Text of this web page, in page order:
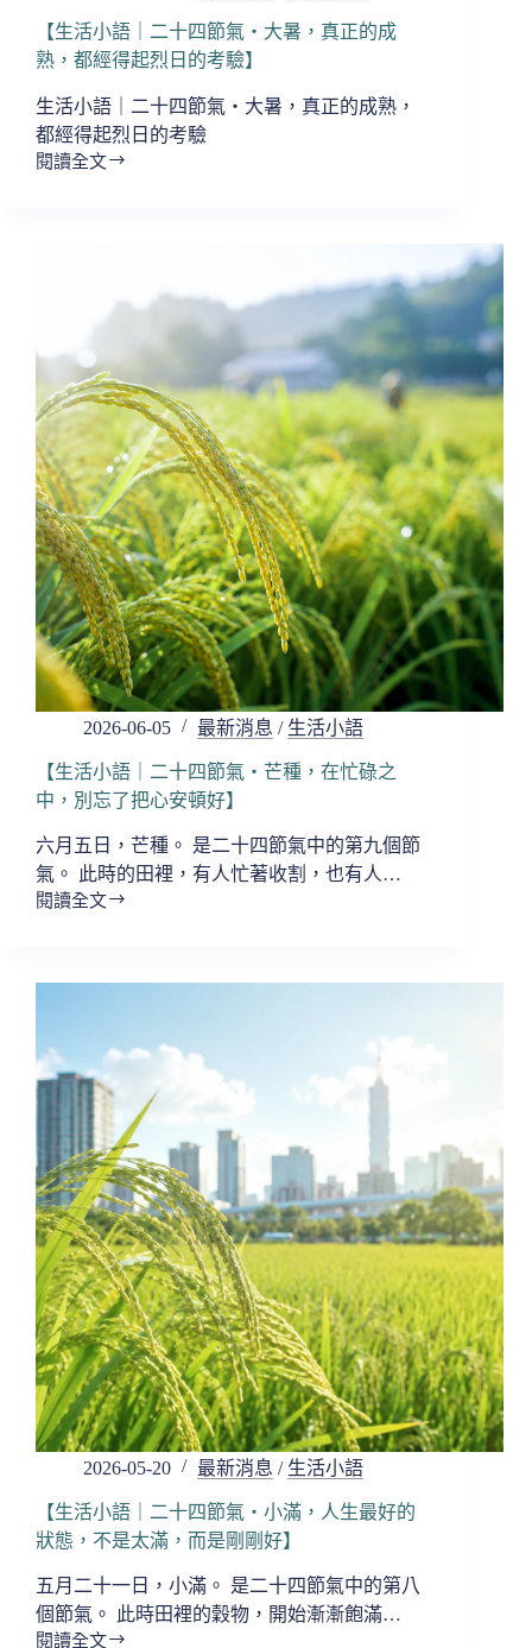
後
慢
收
斂】
【生活小語｜二十四節氣・大暑，真正的成
熟，都經得起烈日的考驗】
生活小語｜二十四節氣・大暑，真正的成熟，
都經得起烈日的考驗
閱讀全文
【生
氣・
大
暑，
真
正
的
成
熟，
都
經
得
起
考
驗】
2026-06-05 最新消息 / 生活小語
【生活小語｜二十四節氣・芒種，在忙碌之
中，別忘了把心安頓好】
六月五日，芒種。 是二十四節氣中的第九個節
氣。 此時的田裡，有人忙著收割，也有人…
閱讀全文
【生
語
十
四
節
氣・
芒
種，
在
忙
碌
之
中，
別
忘
了
把
心
好】
2026-05-20 最新消息 / 生活小語
【生活小語｜二十四節氣・小滿，人生最好的
狀態，不是太滿，而是剛剛好】
五月二十一日，小滿。 是二十四節氣中的第八
個節氣。 此時田裡的穀物，開始漸漸飽滿…
閱讀全文